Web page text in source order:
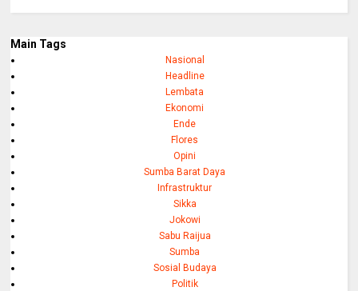
Main Tags
Nasional
Headline
Lembata
Ekonomi
Ende
Flores
Opini
Sumba Barat Daya
Infrastruktur
Sikka
Jokowi
Sabu Raijua
Sumba
Sosial Budaya
Politik